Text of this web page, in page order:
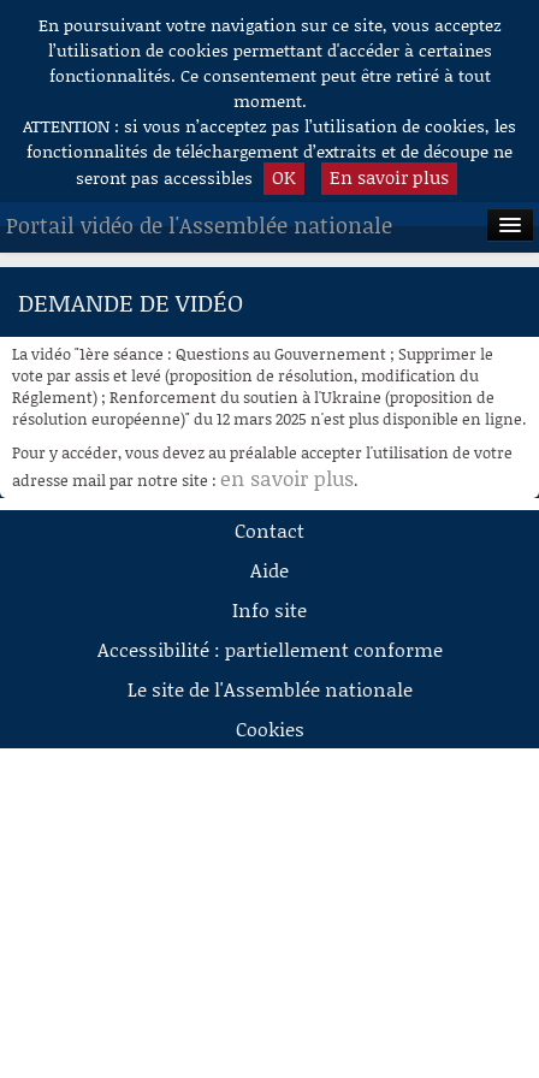
Aller au contenu
En poursuivant votre navigation sur ce site, vous acceptez
l’utilisation de cookies permettant d'accéder à certaines
fonctionnalités. Ce consentement peut être retiré à tout
moment.
ATTENTION : si vous n’acceptez pas l’utilisation de cookies, les
fonctionnalités de téléchargement d’extraits et de découpe ne
seront pas accessibles
OK En savoir plus
Portail vidéo de l'Assemblée nationale
ACCUEIL
À LA DEMANDE
RECHERCHE
AIDE À LA DÉCOUPE
DE VIDÉOS
DEMANDE DE VIDÉO
La vidéo "1ère séance : Questions au Gouvernement ; Supprimer le
vote par assis et levé (proposition de résolution, modification du
Réglement) ; Renforcement du soutien à l'Ukraine (proposition de
résolution européenne)" du 12 mars 2025 n'est plus disponible en ligne.
Pour y accéder, vous devez au préalable accepter l'utilisation de votre
adresse mail par notre site : en savoir plus.
Contact
Aide
Info site
Accessibilité : partiellement conforme
Le site de l'Assemblée nationale
Cookies